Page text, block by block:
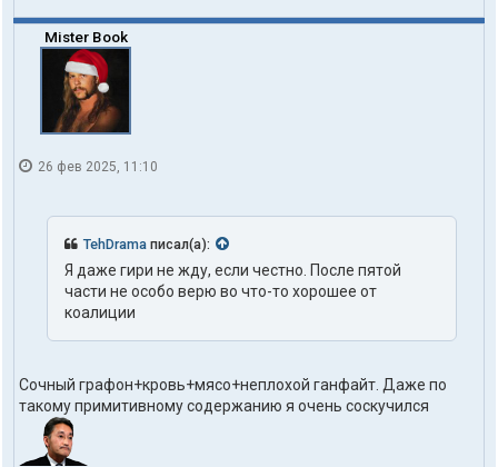
Mister Book
26 фев 2025, 11:10
TehDrama писал(а):
Я даже гири не жду, если честно. После пятой
части не особо верю во что-то хорошее от
коалиции
Сочный графон+кровь+мясо+неплохой ганфайт. Даже по
такому примитивному содержанию я очень соскучился